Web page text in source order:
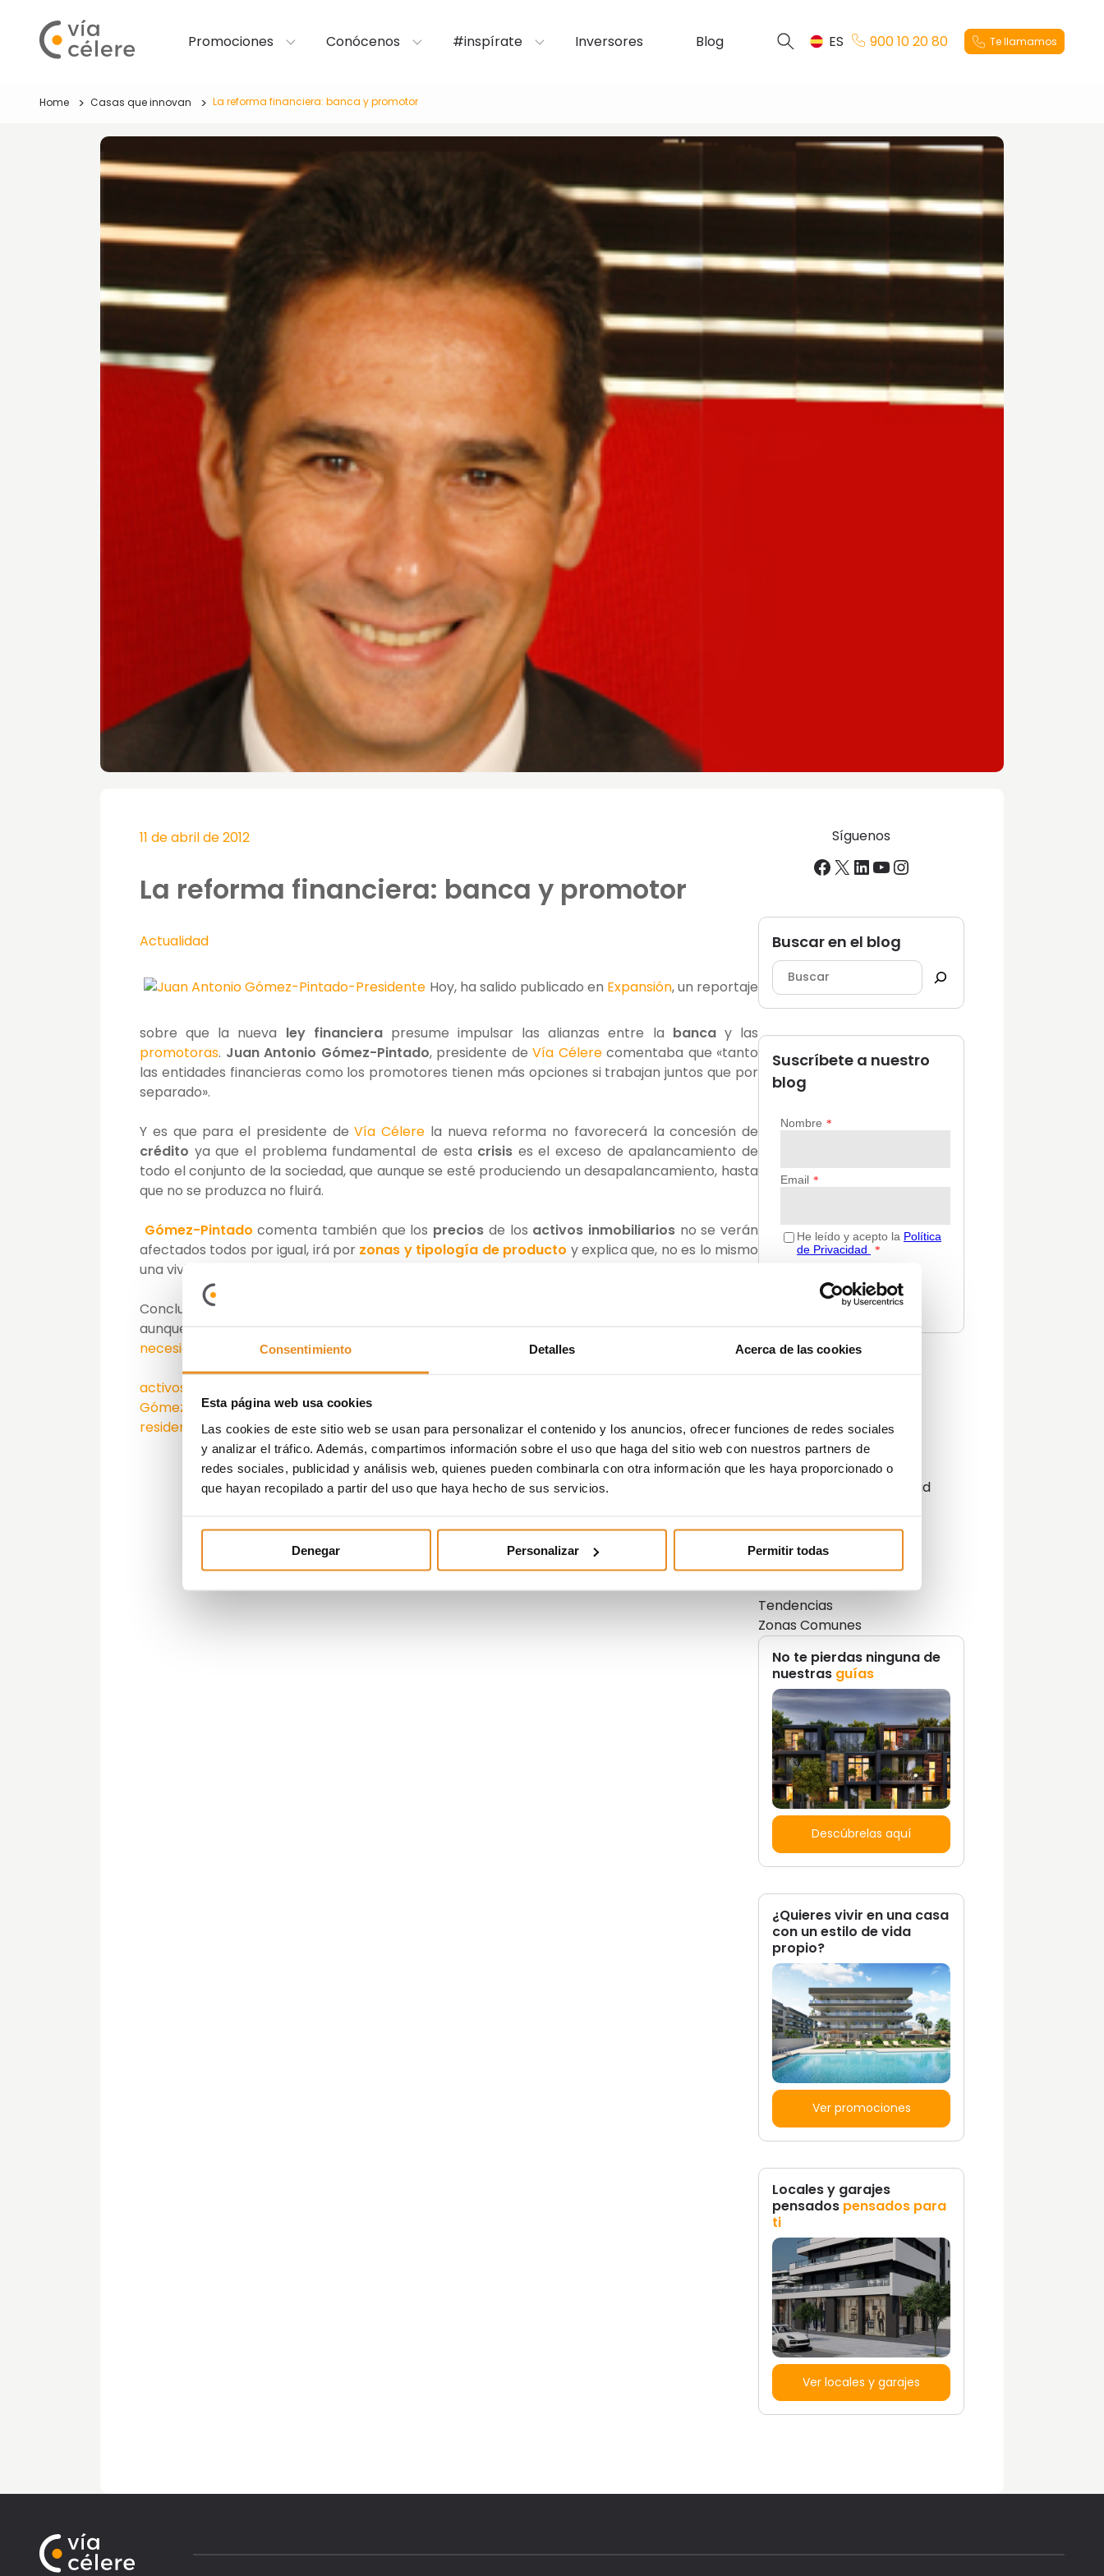
Consentimiento Detalles Acerca de las cookies
Esta página web usa cookies
Las cookies de este sitio web se usan para personalizar el contenido y los anuncios, ofrecer funciones de redes sociales
y analizar el tráfico. Además, compartimos información sobre el uso que haga del sitio web con nuestros partners de
redes sociales, publicidad y análisis web, quienes pueden combinarla con otra información que les haya proporcionado o
que hayan recopilado a partir del uso que haya hecho de sus servicios.
Denegar Personalizar Permitir todas
Promociones Conócenos #inspírate Inversores Blog ES 900 10 20 80 Te llamamos
Home Casas que innovan La reforma financiera: banca y promotor
11 de abril de 2012
La reforma financiera: banca y promotor
Actualidad
Hoy, ha salido publicado en Expansión, un reportaje
sobre que la nueva ley financiera presume impulsar las alianzas entre la banca y las
promotoras. Juan Antonio Gómez-Pintado, presidente de Vía Célere comentaba que «tanto
las entidades financieras como los promotores tienen más opciones si trabajan juntos que por
separado».
Y es que para el presidente deVía Célere la nueva reforma no favorecerá la concesión de
crédito ya que el problema fundamental de esta crisis es el exceso de apalancamiento de
todo el conjunto de la sociedad, que aunque se esté produciendo un desapalancamiento, hasta
que no se produzca no fluirá.
Gómez-Pintadocomenta también que los precios de los activos inmobiliarios no se verán
afectados todos por igual, irá por zonas y tipología de producto y explica que, no es lo mismo
una vivienda nueva, usada que vacacional.
Concluye afirmando que, la
aunque ya esté sucediendo en algunas zonas, veremos
necesidad de vivienda.
activos
Gómez-Pintado,ley financiera,oferta
residenciales ,ritmo, salida,stock,tipologías ,ventas,Vía Célere,viviendas ,zonas
Síguenos
Facebook
X LinkedIn
YouTube
Instagram
Buscar en el blog
Suscríbete a nuestro
blog
Consejos
Decoración
Guías
Innovación y sostenibilidad
Lifestyle y decoración
Opinión del Experto
Podcast
Promociones
Tendencias
Zonas Comunes
No te pierdas ninguna de
nuestras guías
Descúbrelas aquí
¿Quieres vivir en una casa
con un estilo de vida
propio?
Ver promociones
Locales y garajes
pensados pensados para
ti
Ver locales y garajes